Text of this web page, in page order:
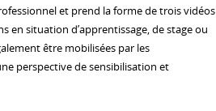
et prend la forme de trois vidéos
en situation d’apprentissage, de stage ou
être mobilisées par les
perspective de sensibilisation et